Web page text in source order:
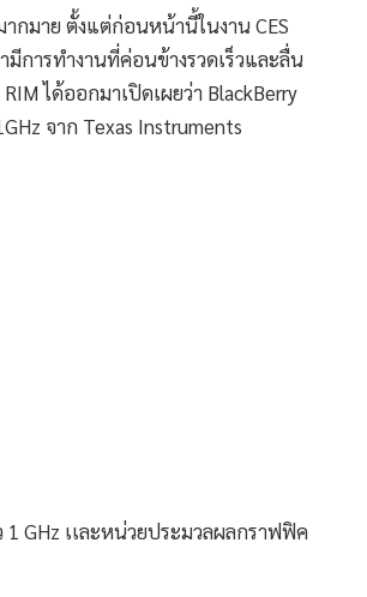
กมาย ตั้งแต่ก่อนหน้านี้ในงาน CES
มีการทำงานที่ค่อนข้างรวดเร็วและลื่น
ได้ออกมาเปิดเผยว่า BlackBerry
จาก Texas Instruments
GHz เเละหน่วยประมวลผลกราฟฟิค